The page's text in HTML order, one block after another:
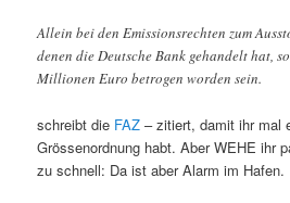
Allein bei den Emissionsrechten zum
denen die Deutsche Bank gehandelt hat,
Millionen Euro betrogen worden sein.
schreibt die FAZ– zitiert, damit ihr mal
Grössenordnung habt. Aber WEHE ihr
zu schnell: Da ist aber Alarm im Hafen.